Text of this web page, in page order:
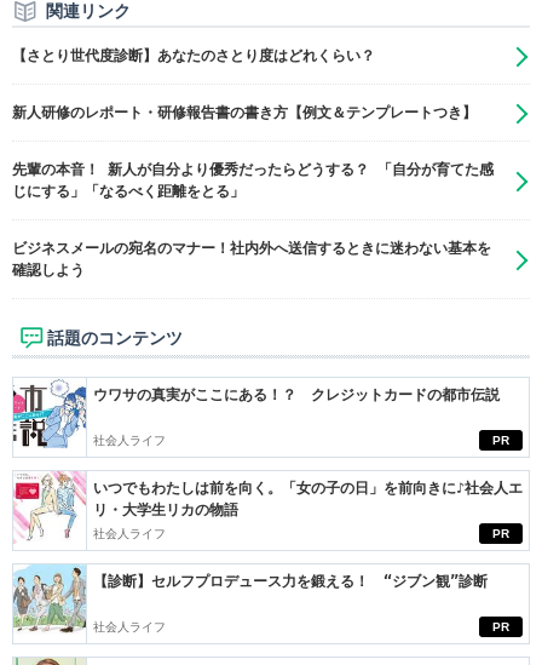
関連リンク
【さとり世代度診断】あなたのさとり度はどれくらい？
新人研修のレポート・研修報告書の書き方【例文＆テンプレートつき】
先輩の本音！ 新人が自分より優秀だったらどうする？ 「自分が育てた感
じにする」「なるべく距離をとる」
ビジネスメールの宛名のマナー！社内外へ送信するときに迷わない基本を
確認しよう
話題のコンテンツ
PR
ウワサの真実がここにある！？ クレジットカードの都市伝説
社会人ライフ
PR
いつでもわたしは前を向く。「女の子の日」を前向きに♪社会人エ
リ・大学生リカの物語
社会人ライフ
PR
【診断】セルフプロデュース力を鍛える！ “ジブン観”診断
社会人ライフ